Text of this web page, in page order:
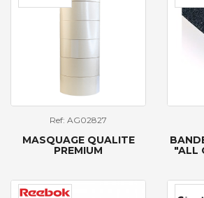
Ref: AG02827
MASQUAGE QUALITE
PREMIUM
"ALL